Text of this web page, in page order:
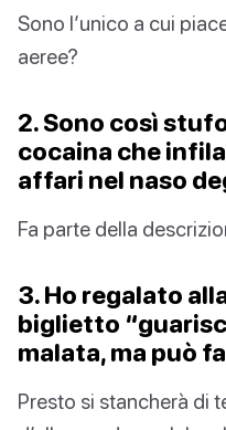
Sono l’unico a cui
aeree?
2. Sono così
cocaina che
affari nel naso
Fa parte della
3. Ho regalato
biglietto
malata, ma può
Presto si stancherà di